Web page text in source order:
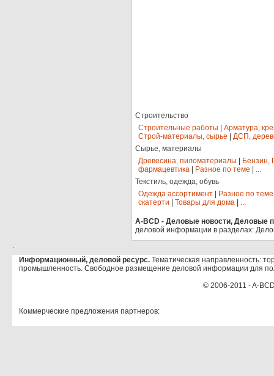
Строительство
Строительные работы
Арматура,
Строй-материалы, сырье
ДСП,
Сырье, материалы
Древесина, пиломатериалы
Бензин,
фармацевтика
Разное по теме
...
Текстиль, одежда, обувь
Одежда ассортимент
Разное по теме
скатерти
Товары для дома ...
A-BCD - Деловые новости, Деловые
деловой информации в разделах:
.
Информационный, деловой ресурс. Тематическая направленность:
промышленность. Свободное размещение деловой информации для
© 2006-2011 - A-
Коммерческие предложения партнеров: